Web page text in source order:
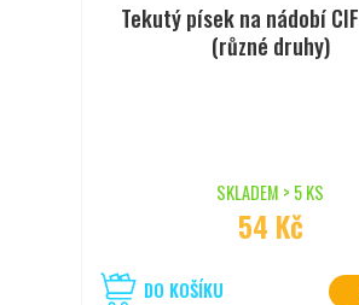
Tekutý písek na nádobí
(různé druhy)
SKLADEM > 5 KS
54 Kč
DO KOŠÍKU